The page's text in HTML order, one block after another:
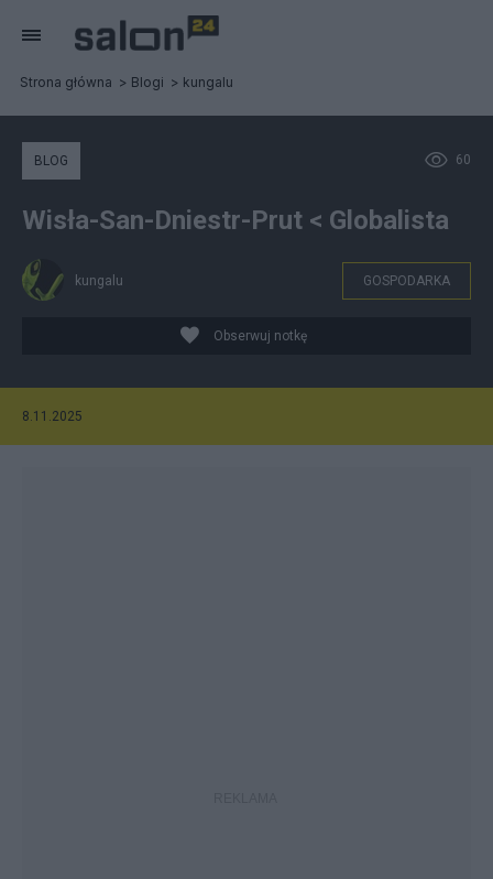
Strona główna Blogi kungalu
60
BLOG
Wisła-San-Dniestr-Prut < Globalista
kungalu GOSPODARKA
Obserwuj notkę
8.11.2025